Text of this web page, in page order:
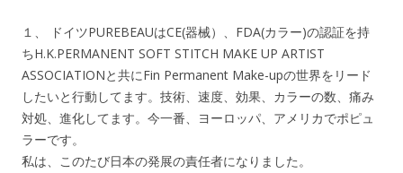
１、 ドイツPUREBEAUはCE(器械）、FDA(カラー)の認証を持
ちH.K.PERMANENT SOFT STITCH MAKE UP ARTIST
ASSOCIATIONと共にFin Permanent Make-upの世界をリード
したいと行動してます。技術、速度、効果、カラーの数、痛み
対処、進化してます。今一番、ヨーロッパ、アメリカでポピュ
ラーです。
私は、このたび日本の発展の責任者になりました。